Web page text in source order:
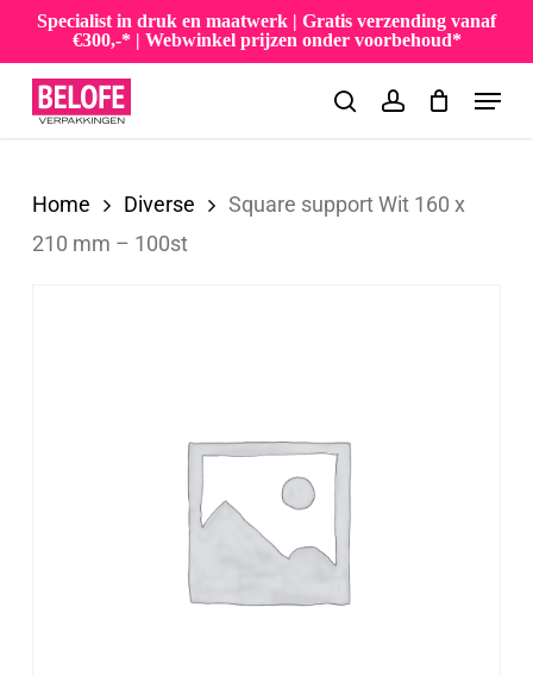
Skip
main
content
Specialist in druk en maatwerk | Gratis verzending vanaf
€300,-* | Webwinkel prijzen onder voorbehoud*
searchaccount
Menu
Home Diverse
Square support Wit 160 x
210 mm – 100st